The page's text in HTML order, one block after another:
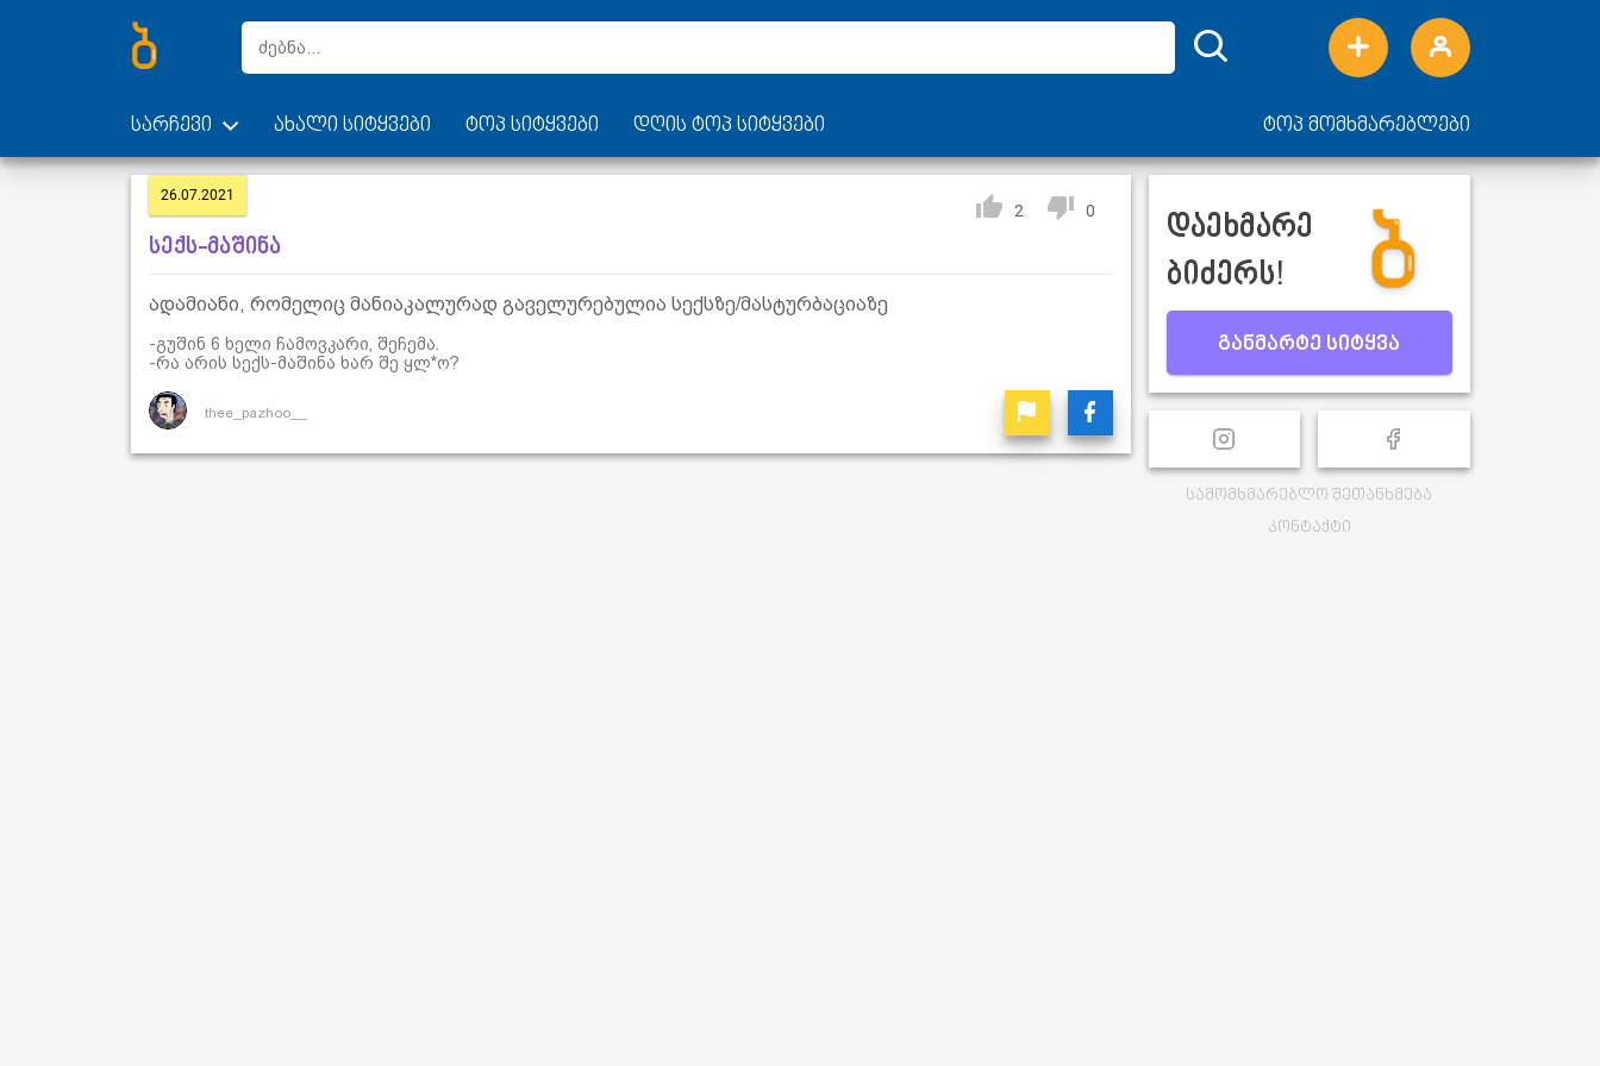
სარჩევი ახალი სიტყვები ტოპ სიტყვები დღის ტოპ სიტყვები ტოპ მომხმარებლები
26.07.2021
2 0
სექს-მაშინა
ადამიანი, რომელიც მანიაკალურად გაველურებულია სექსზე/მასტურბაციაზე
-გუშინ 6 ხელი ჩამოვკარი, შეჩემა.
-რა არის სექს-მაშინა ხარ შე ყლ*ო?
thee_pazhoo__
დაეხმარე
ბიძერს!
განმარტე სიტყვა
სამომხმარებლო შეთანხმება
კონტაქტი